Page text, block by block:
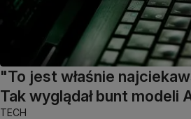
"To jest właśnie
Tak wyglądał bunt modeli
TECH